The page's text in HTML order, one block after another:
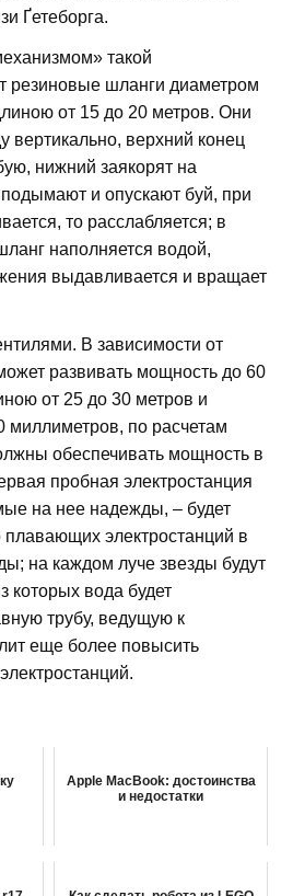
Ґетеборга.
такой
резиновые шланги диаметром
от 15 до 20 метров. Они
вертикально, верхний конец
нижний заякорят на
и опускают буй, при
то расслабляется; в
наполняется водой,
выдавливается и вращает
В зависимости от
развивать мощность до 60
от 25 до 30 метров и
по расчетам
обеспечивать мощность в
пробная электростанция
на нее надежды, – будет
плавающих электростанций в
на каждом луче звезды будут
которых вода будет
трубу, ведущую к
еще более повысить
Apple MacBook: достоинства
и недостатки